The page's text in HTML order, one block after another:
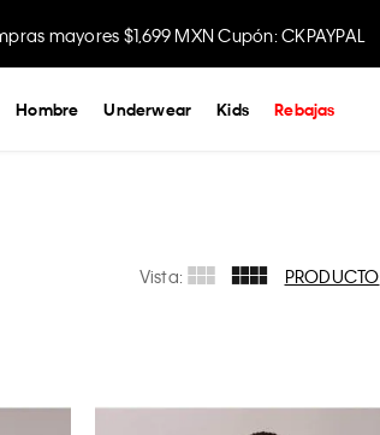
mayores $1,699 MXN Cupón: CKPAYPAL
gratis comprando en la app.
Hombre Underwear Kids Rebajas
PRODUCTO
Vista: